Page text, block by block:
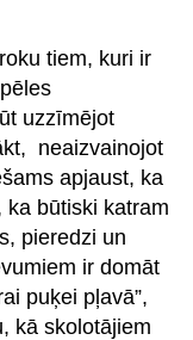
tiem, kuri ir
uzzīmējot
neaizvainojot
apjaust, ka
būtiski katram
pieredzi un
ir domāt
puķei pļavā”,
kā skolotājiem